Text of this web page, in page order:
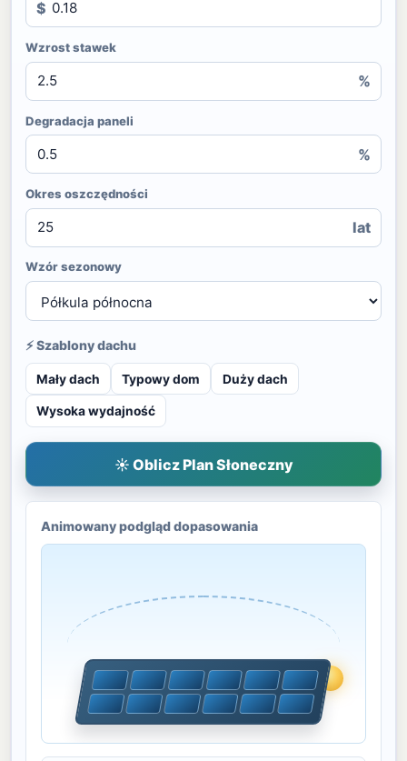
$
Wzrost stawek
%
Degradacja paneli
%
Okres oszczędności
lat
Wzór sezonowy
⚡ Szablony dachu
Mały dach Typowy dom Duży dach
Wysoka wydajność
☀ Oblicz Plan Słoneczny
Animowany podgląd dopasowania